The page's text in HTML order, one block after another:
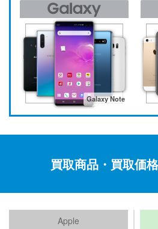
Galaxy Note
買取商品・買取価
Apple